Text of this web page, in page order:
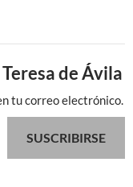
de Ávila
tu correo electrónico.
SUSCRIBIRSE